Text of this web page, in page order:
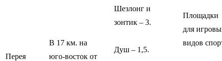
Перея
В 17 км. на
юго-восток от
Шезлонг и
зонтик – 3.
Душ – 1,5.
Площадки
для
видов